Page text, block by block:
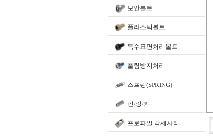
보안볼트
플라스틱볼트
특수표면처리볼트
풀림방지처리
스프링(SPRING)
핀/링/키
프로파일 악세사리